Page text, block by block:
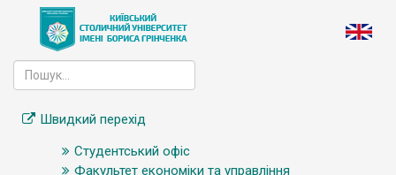
Швидкий перехід
Студентський офіс
Факультет економіки та управління